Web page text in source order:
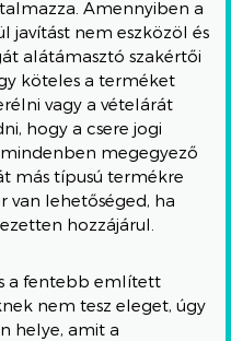
Amennyiben a
javítást nem eszközöl és
alátámasztó szakértői
köteles a terméket
vagy a vételárát
hogy a csere jogi
megegyező
más típusú termékre
van lehetőséged, ha
hozzájárul.
a fentebb említett
nem tesz eleget, úgy
helye, amit a